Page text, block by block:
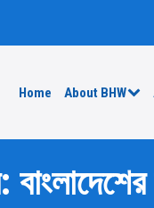
Home About BHW